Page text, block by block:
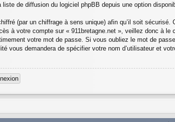
liste de diffusion du logiciel phpBB depuis une option
(par un chiffrage à sens unique) afin qu’il soit
à votre compte sur « 911bretagne.net », veillez donc à
votre mot de passe. Si vous oubliez le mot de
vous demandera de spécifier votre nom d’utilisateur et